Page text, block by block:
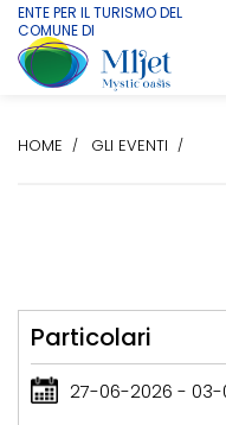
ENTE PER IL TURISMO DEL
COMUNE DI
HOME GLI EVENTI
Particolari
27-06-2026 -